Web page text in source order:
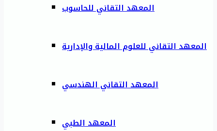
المعهد التقاني للحاسوب
المعهد التقاني للعلوم المالية والإدارية
المعهد التقاني الهندسي
المعهد الطبي